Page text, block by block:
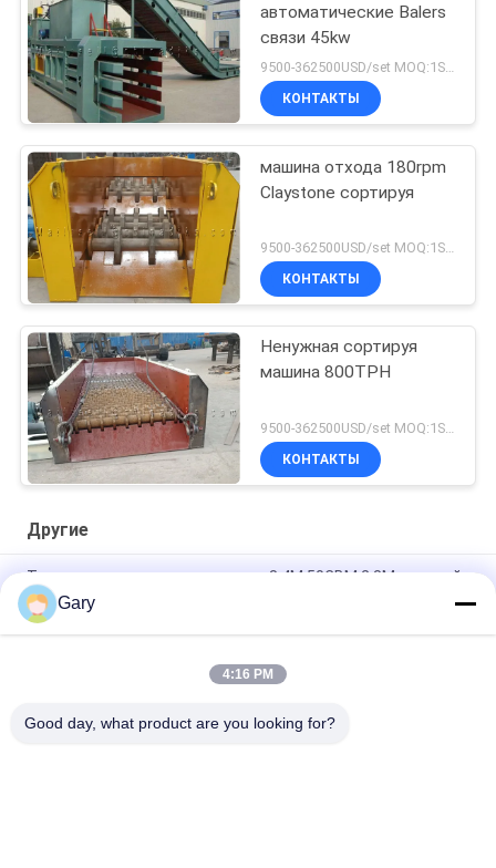
автоматические Balers
связи 45kw
9500-362500USD/set MOQ:1SET
КОНТАКТЫ
машина отхода 180rpm
Claystone сортируя
9500-362500USD/set MOQ:1SET
КОНТАКТЫ
Ненужная сортируя
машина 800TPH
КОНТАКТЫ
Другие
Танк давления длины диаметра 8.4M 50CBM 2.8M высокий
Экран степени детализации 0.35mm 20TPH 45%
Dewatering вибрируя
тип мельница 23r/min 900×1800mm по горизонтали шарика
Gary
4:16 PM
Good day, what product are you looking for?